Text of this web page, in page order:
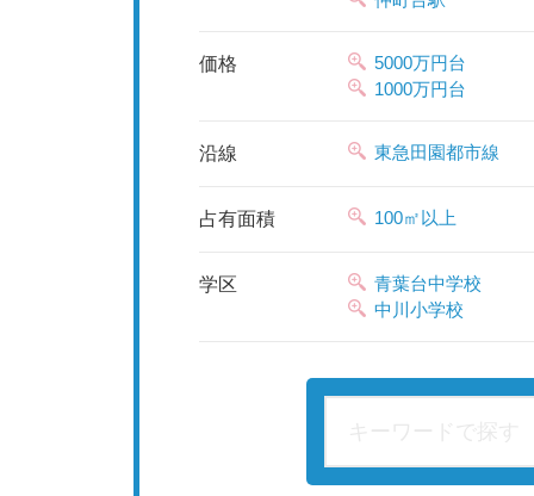
価格
5000万円台
1000万円台
沿線 東急田園都市線
占有⾯積 100㎡以上
学区
青葉台中学校
中川小学校